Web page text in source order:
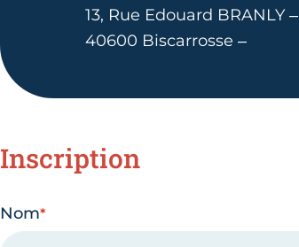
13, Rue Edouard BRANLY –
40600 Biscarrosse –
Inscription
Nom